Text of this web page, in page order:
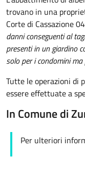
trovano in una
Corte di Cassazione
danni conseguenti al
presenti in un giardino
solo per i condomini
Tutte le operazioni di
essere effettuate a
In Comune di
Per ulteriori